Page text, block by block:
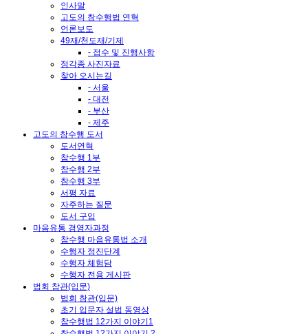
인사말
고도의 참수행법 연혁
언론보도
49재/천도재/기제
- 접수 및 진행사항
정각종 사진자료
찾아 오시는길
- 서울
- 대전
- 부산
- 제주
고도의 참수행 도서
도서연혁
참수행 1부
참수행 2부
참수행 3부
서평 자료
자주하는 질문
도서 구입
마음유통 경영자과정
참수행 마음유통법 소개
수행자 정진단계
수행자 체험담
수행자 전용 게시판
법회 참관(입문)
법회 참관(입문)
초기 입문자 설법 동영상
참수행법 12가지 이야기1